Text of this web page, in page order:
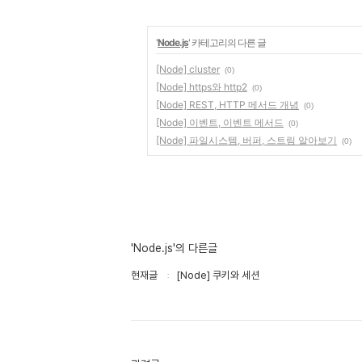
'Node.js' 카테고리의 다른 글
[Node] cluster (0)
[Node] https와 http2 (0)
[Node] REST, HTTP 메서드 개념 (0)
[Node] 이벤트, 이벤트 메서드 (0)
[Node] 파일시스템, 버퍼, 스트림 알아보기 (0)
'Node.js'의 다른글
현재글 [Node] 쿠키와 세션